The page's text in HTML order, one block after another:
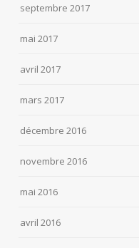
septembre 2017
mai 2017
avril 2017
mars 2017
décembre 2016
novembre 2016
mai 2016
avril 2016